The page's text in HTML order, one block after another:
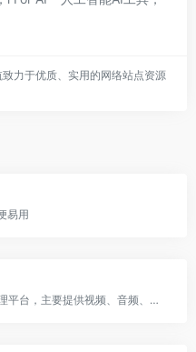
力于优质、实用的网络站点资源
易用
一个功能强大的在线多媒体处理平台，主要提供视频、音频、图像的编辑、转换、压缩及 AI 增强工具